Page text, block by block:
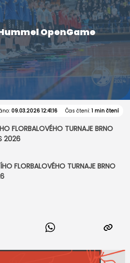
OpenGame
09.03.2026 12:41:16 Čas čtení:1 min čtení
FLORBALOVÉHO TURNAJE BRNO
2026
FLORBALOVÉHO TURNAJE BRNO